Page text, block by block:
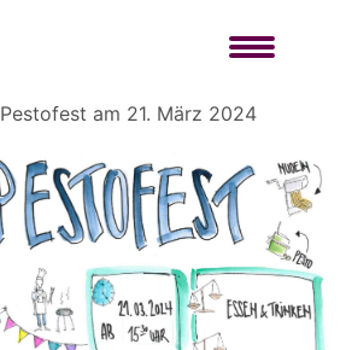
Pestofest am 21. März 2024